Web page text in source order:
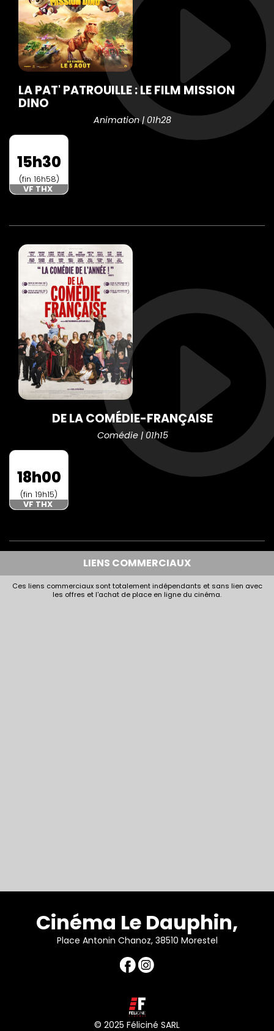
LA PAT' PATROUILLE : LE FILM MISSION
DINO
Animation | 01h28
15h30
(fin 16h58)
VF THX
DE LA COMÉDIE-FRANÇAISE
Comédie | 01h15
18h00
(fin 19h15)
VF THX
LIENS COMMERCIAUX
Ces liens commerciaux sont totalement indépendants et sans lien avec
les offres et l'achat de place en ligne du cinéma.
Cinéma Le Dauphin,
Place Antonin Chanoz, 38510 Morestel
© 2025 Féliciné SARL